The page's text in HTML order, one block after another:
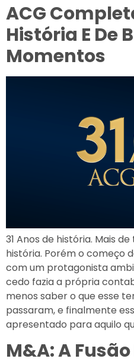
ACG
História E De
Momentos
31 Anos de história. Mais
história. Porém o começo
com um protagonista
cedo fazia a própria
menos saber o que esse
passaram, e finalmente
apresentado para aquilo
M&A: A